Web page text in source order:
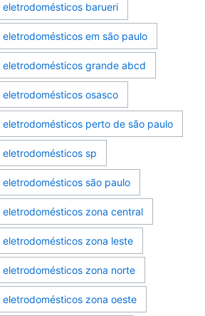
barueri
em são paulo
grande abcd
osasco
perto de são paulo
sp
são paulo
zona central
zona leste
zona norte
zona oeste